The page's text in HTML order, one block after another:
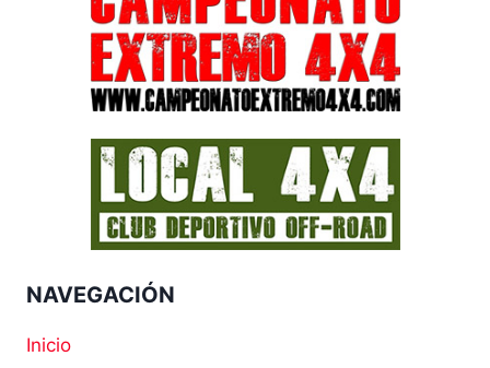
NAVEGACIÓN
Inicio